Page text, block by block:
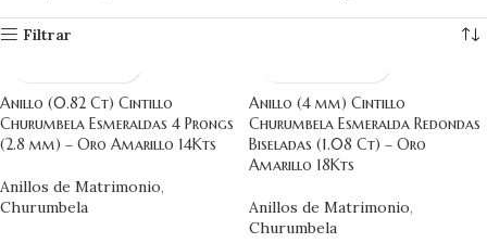
Anillo (0.82 Ct) Cintillo
Churumbela Esmeraldas 4 Prongs
(2.8 mm) – Oro Amarillo 14Kts
Anillos de Matrimonio,
Churumbela
Anillo (4 mm) Cintillo
Churumbela Esmeralda Redondas
Biseladas (1.08 Ct) – Oro
Amarillo 18Kts
Anillos de Matrimonio,
Churumbela